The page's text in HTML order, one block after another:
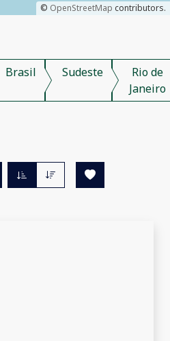
© OpenStreetMap contributors.
Brasil Sudeste
Rio de
Janeiro